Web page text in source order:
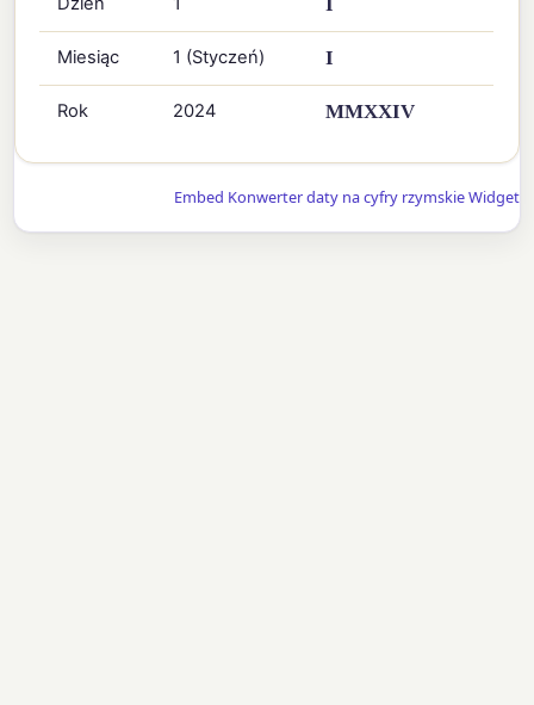
Miesiąc 1 (Styczeń) I
Rok 2024 MMXXIV
Embed Konwerter daty na cyfry rzymskie Widget